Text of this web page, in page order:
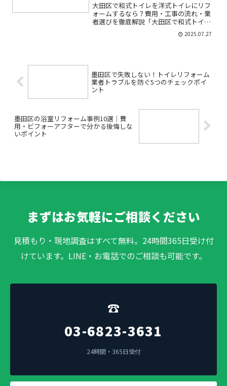
大田区で和式トイレを洋式トイレにリフ
ォームするなら？費用・工事の流れ・業
者選びを徹底解説「大田区で和式トイレ
から洋式トイレへ交換したいけど、費用
や工事の流れがわからず不安」「家族の
2025.07.27
墨田区で失敗しない！トイレリフォーム
業者トラブルを防ぐ5つのチェックポイ
ント
墨田区の浴室リフォーム事例10選｜費
用・ビフォーアフターで分かる後悔しな
いポイント
まずはお気軽にご相談ください
見積もり・現地調査はすべて無料。24時間365日受け付
けています。LINE・お電話でのご相談も可能です。
☎
03-6823-3631
24時間・365日受付